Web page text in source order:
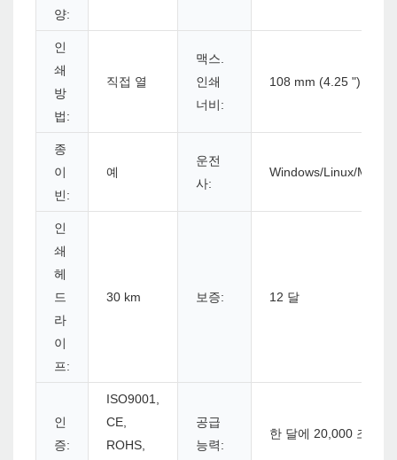
양:
인
쇄
방
법:
직접 열
맥스.
인쇄
너비:
108 mm (4.25 ")
종
이
빈:
예
운전
사:
Windows/Linux/Mac
인
쇄
헤
드
라
이
프:
30 km 보증: 12 달
인
증:
ISO9001,
CE,
ROHS,
공급
능력:
한 달에 20,000 조각